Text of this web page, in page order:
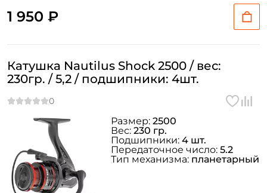
1 950 ₽
Катушка Nautilus Shock 2500 / вес:
230гр. / 5,2 / подшипники: 4шт.
Размер: 2500
Вес: 230 гр.
Подшипники: 4 шт.
Передаточное число: 5.2
Тип механизма: планетарный